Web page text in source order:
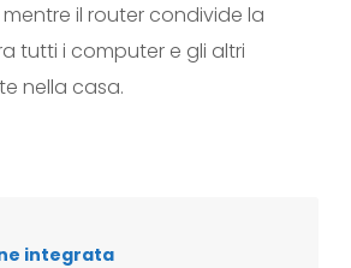
mentre il router condivide la
tutti i computer e gli altri
nella casa.
integrata